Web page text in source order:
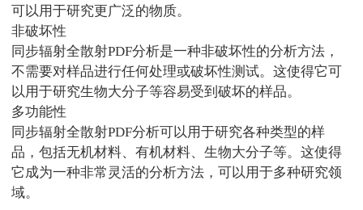
可以用于研究更广泛的物质。
非破坏性
同步辐射全散射PDF分析是一种非破坏性的分析方法，
不需要对样品进行任何处理或破坏性测试。这使得它可
以用于研究生物大分子等容易受到破坏的样品。
多功能性
同步辐射全散射PDF分析可以用于研究各种类型的样
品，包括无机材料、有机材料、生物大分子等。这使得
它成为一种非常灵活的分析方法，可以用于多种研究领
域。